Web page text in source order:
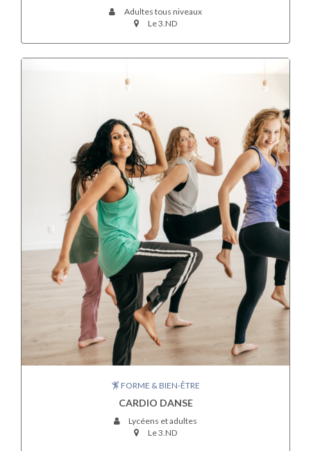
Adultes tous niveaux
Le 3.ND
FORME & BIEN-ÊTRE
CARDIO DANSE
Lycéens et adultes
Le 3.ND